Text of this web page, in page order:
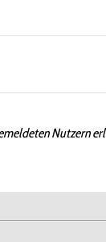
Nutzern